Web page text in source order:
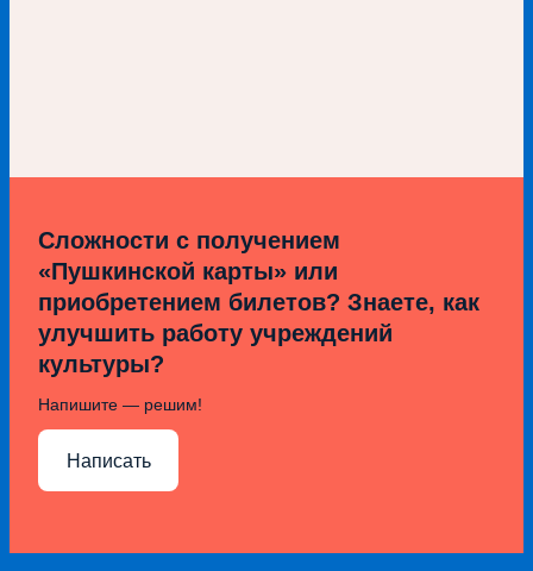
Сложности с получением
«Пушкинской карты» или
приобретением билетов? Знаете, как
улучшить работу учреждений
культуры?
Напишите — решим!
Написать